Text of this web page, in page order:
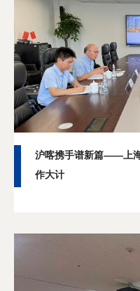
沪喀携手谱新篇——上
作大计